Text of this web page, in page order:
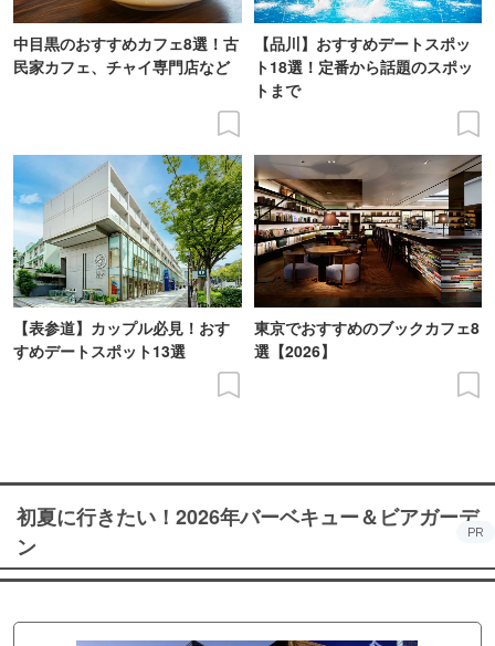
中目黒のおすすめカフェ8選！古
民家カフェ、チャイ専門店など
【品川】おすすめデートスポッ
ト18選！定番から話題のスポッ
トまで
【表参道】カップル必見！おす
すめデートスポット13選
東京でおすすめのブックカフェ8
選【2026】
初夏に行きたい！2026年バーベキュー＆ビアガーデ
ン
PR